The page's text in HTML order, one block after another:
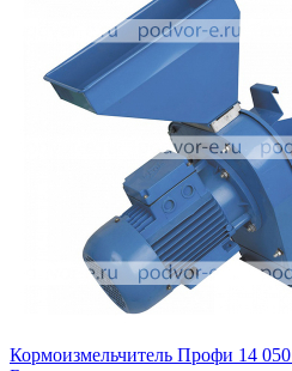
Кормоизмельчитель Профи 14 050